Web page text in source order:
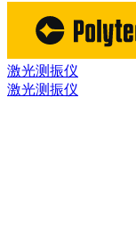
激光测振仪
激光测振仪